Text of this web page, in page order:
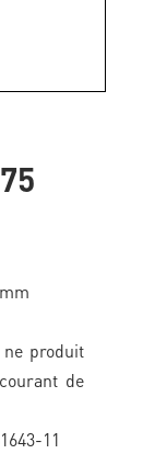
produit
de
11